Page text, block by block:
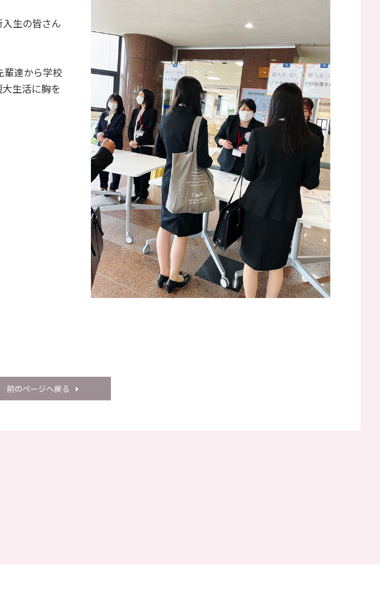
生の皆さん
達から学校
生活に胸を
前のページへ戻る